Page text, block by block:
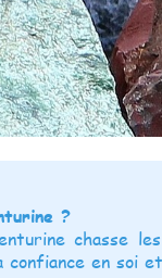
?
chasse
en soi